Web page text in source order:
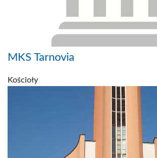
MKS Tarnovia
Kościoły